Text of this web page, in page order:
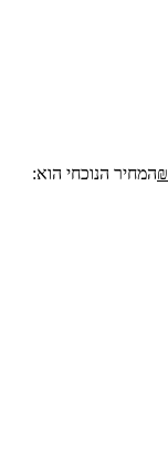
₪המחיר הנוכחי הוא: